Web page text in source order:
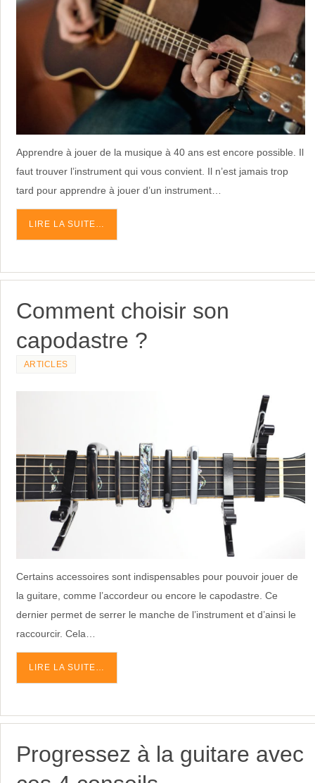
faut trouver l’instrument qui vous convient. Il n’est jamais trop
tard pour apprendre à jouer d’un instrument…
LIRE LA SUITE…
Comment choisir son
capodastre ?
ARTICLES
la guitare, comme l’accordeur ou encore le capodastre. Ce
dernier permet de serrer le manche de l’instrument et d’ainsi le
raccourcir. Cela…
LIRE LA SUITE…
Progressez à la guitare avec
ces 4 conseils